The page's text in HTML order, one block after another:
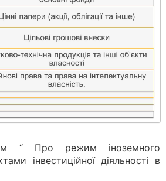
“ Про режим іноземного
інвестиційної діяльності в